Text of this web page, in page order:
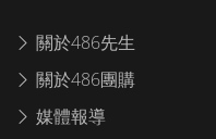
關於486先生
關於486團購
媒體報導